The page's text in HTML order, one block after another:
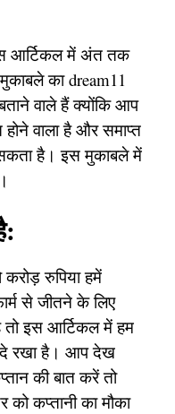
आर्टिकल में अंत तक
का dream11
वाले हैं क्योंकि आप
वाला है और समाप्त
है। इस मुकाबले में
रुपिया हमें
से जीतने के लिए
इस आर्टिकल में हम
दे रखा है। आप देख
की बात करें तो
कप्तानी का मौका